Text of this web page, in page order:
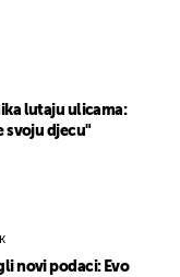
lutaju ulicama:
svoju djecu"
novi podaci: Evo